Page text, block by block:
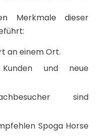
Merkmale dieser
an einem Ort.
und neue
sind
Spoga Horse